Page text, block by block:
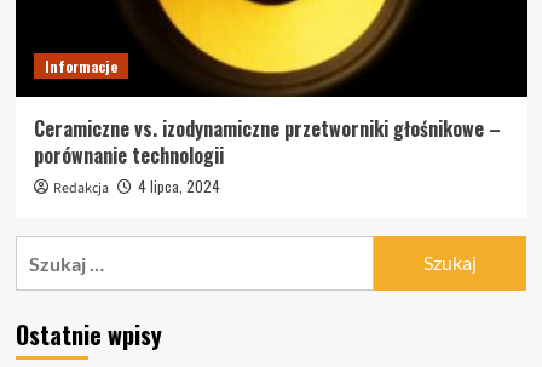
Informacje
Ceramiczne vs. izodynamiczne przetworniki głośnikowe –
porównanie technologii
Redakcja 4 lipca, 2024
Ostatnie wpisy